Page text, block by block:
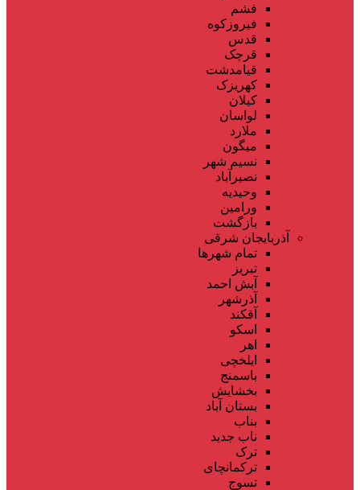
فشم
فیروزکوه
قدس
قرچک
قیامدشت
کهریزک
کیلان
لواسان
ملارد
میگون
نسیم شهر
نصیرآباد
وحیدیه
ورامین
بازگشت
آذربایجان شرقی
تمام شهر‌ها
تبریز
آبش احمد
آذرشهر
آقکند
اسکو
اهر
ایلخچی
باسمنج
بخشایش
بستان آباد
بناب
ناب جدید
ترک
ترکمانچای
تسوج